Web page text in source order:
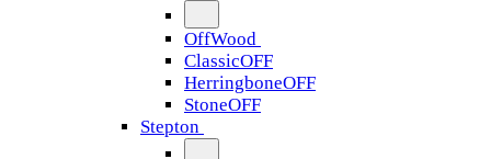
OffWood
ClassicOFF
HerringboneOFF
StoneOFF
Stepton